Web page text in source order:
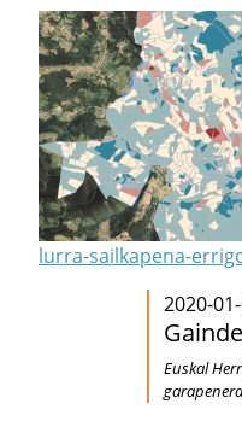
lurra-sailkapena-
2020-
Euskal